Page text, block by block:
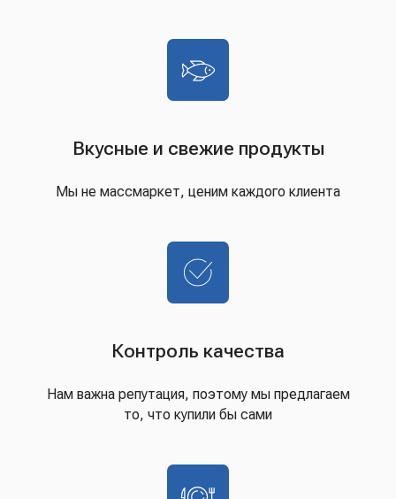
Вкусные и свежие продукты
Мы не массмаркет, ценим каждого клиента
Контроль качества
Нам важна репутация, поэтому мы предлагаем
то, что купили бы сами